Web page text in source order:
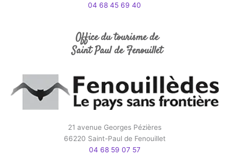
04 68 45 69 40
Office du tourisme de
Saint Paul de Fenouillet
21 avenue Georges Pézières
66220 Saint-Paul de Fenouillet
04 68 59 07 57